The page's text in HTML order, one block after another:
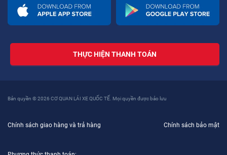
THỰC HIỆN THANH TOÁN
Bản quyền © 2026 CƠ QUAN LÁI XE QUỐC TẾ. Mọi quyền được bảo lưu
Chính sách giao hàng và trả hàng Chính sách bảo mật